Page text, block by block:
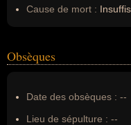
Cause de mort :
Obsèques
Date des obsèques : --
Lieu de sépulture : --